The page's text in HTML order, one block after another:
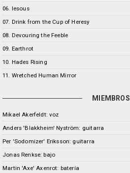
06. Iesous
07. Drink from the Cup of Heresy
08. Devouring the Feeble
09. Earthrot
10. Hades Rising
11. Wretched Human Mirror
MIEMBROS
Mikael Akerfeldt: voz
Anders 'Blakkheim' Nyström: guitarra
Per 'Sodomizer' Eriksson: guitarra
Jonas Renkse: bajo
Martin 'Axe' Axenrot: batería